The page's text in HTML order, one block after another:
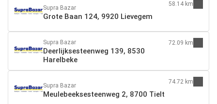
Supra Bazar
Grote Baan 124, 9920 Lievegem
58.14 km
Supra Bazar
Deerlijksesteenweg 139, 8530
Harelbeke
72.09 km
Supra Bazar
Meulebeeksesteenweg 2, 8700 Tielt
74.72 km